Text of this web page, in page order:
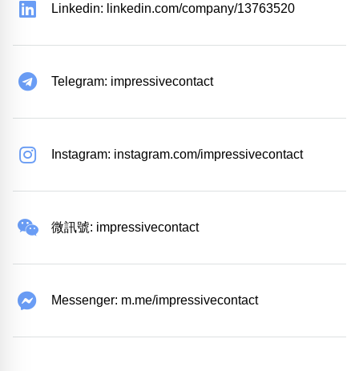
Linkedin: linkedin.com/company/13763520
Telegram: impressivecontact
Instagram: instagram.com/impressivecontact
微訊號: impressivecontact
Messenger: m.me/impressivecontact